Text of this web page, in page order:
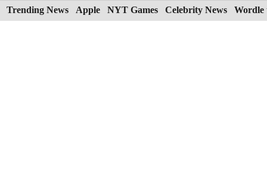
Skip
to
Trending News Apple NYT Games Celebrity News Wordle